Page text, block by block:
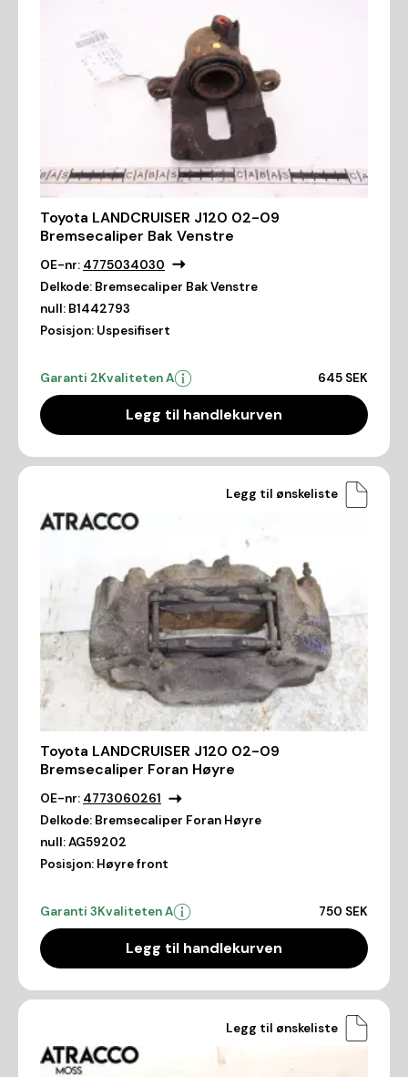
Toyota LANDCRUISER J120 02-09
Bremsecaliper Bak Venstre
OE-nr: 4775034030
Delkode: Bremsecaliper Bak Venstre
null: B1442793
Posisjon: Uspesifisert
Garanti 2Kvaliteten A 645 SEK
Legg til handlekurven
Legg til ønskeliste
Toyota LANDCRUISER J120 02-09
Bremsecaliper Foran Høyre
OE-nr: 4773060261
Delkode: Bremsecaliper Foran Høyre
null:AG59202
Posisjon: Høyre front
Garanti 3Kvaliteten A 750 SEK
Legg til handlekurven
Legg til ønskeliste